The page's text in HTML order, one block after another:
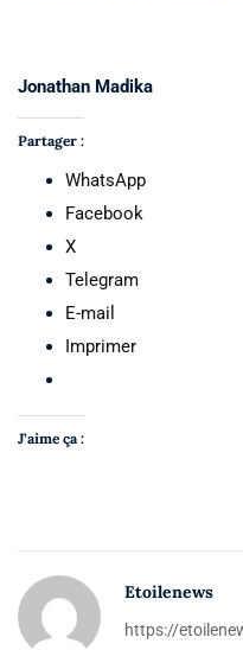
Jonathan Madika
Partager :
WhatsApp
Facebook
X
Telegram
E-mail
Imprimer
J’aime ça :
Etoilenews
https://